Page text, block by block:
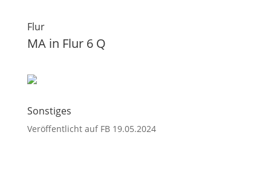
Flur
MA in Flur 6 Q
Sonstiges
Veröffentlicht auf FB 19.05.2024